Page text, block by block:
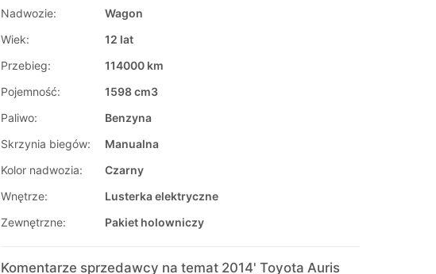
Nadwozie:
Wagon
Wiek:
12 lat
Przebieg:
114000 km
Pojemność:
1598 cm3
Paliwo:
Benzyna
Skrzynia biegów:
Manualna
Kolor nadwozia:
Czarny
Wnętrze:
Lusterka elektryczne
Zewnętrzne:
Pakiet holowniczy
Komentarze sprzedawcy na temat 2014' Toyota Auris